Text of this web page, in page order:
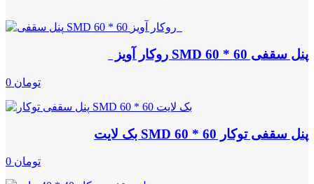
پنل سقفی SMD 60 * 60 روکار آویز
0 تومان
پنل سقفی توکار SMD 60 * 60 بک لایت
0 تومان